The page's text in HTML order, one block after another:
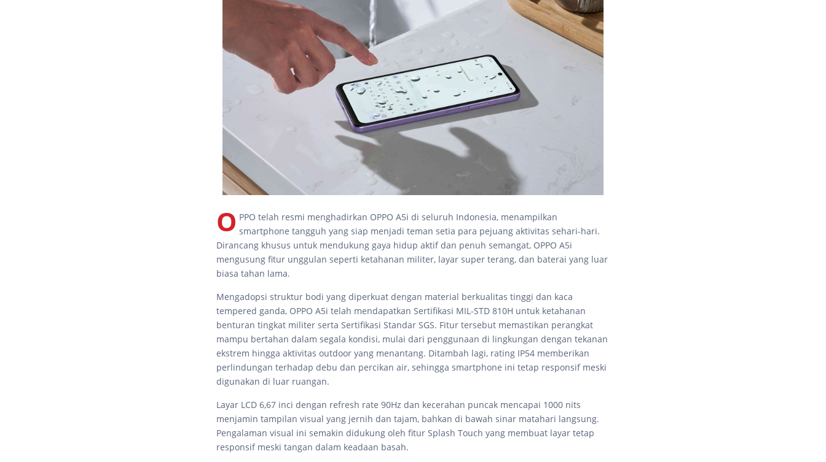
O PPO telah resmi menghadirkan OPPO A5i di seluruh Indonesia, menampilkan
smartphone tangguh yang siap menjadi teman setia para pejuang aktivitas sehari-hari.
Dirancang khusus untuk mendukung gaya hidup aktif dan penuh semangat, OPPO A5i
mengusung fitur unggulan seperti ketahanan militer, layar super terang, dan baterai yang luar
biasa tahan lama.
Mengadopsi struktur bodi yang diperkuat dengan material berkualitas tinggi dan kaca
tempered ganda, OPPO A5i telah mendapatkan Sertifikasi MIL-STD 810H untuk ketahanan
benturan tingkat militer serta Sertifikasi Standar SGS. Fitur tersebut memastikan perangkat
mampu bertahan dalam segala kondisi, mulai dari penggunaan di lingkungan dengan tekanan
ekstrem hingga aktivitas outdoor yang menantang. Ditambah lagi, rating IP54 memberikan
perlindungan terhadap debu dan percikan air, sehingga smartphone ini tetap responsif meski
digunakan di luar ruangan.
Layar LCD 6,67 inci dengan refresh rate 90Hz dan kecerahan puncak mencapai 1000 nits
menjamin tampilan visual yang jernih dan tajam, bahkan di bawah sinar matahari langsung.
Pengalaman visual ini semakin didukung oleh fitur Splash Touch yang membuat layar tetap
responsif meski tangan dalam keadaan basah.